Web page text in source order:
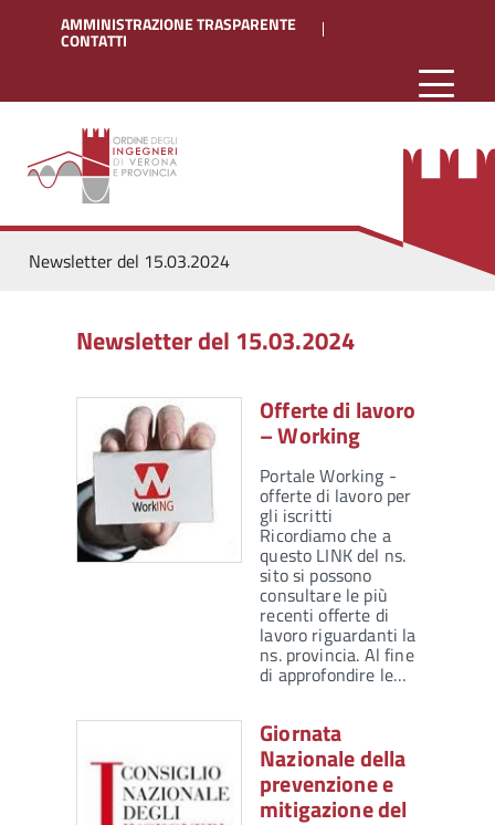
AMMINISTRAZIONE TRASPARENTE
CONTATTI
Newsletter del 15.03.2024
Newsletter del 15.03.2024
Offerte di lavoro
– Working
Portale Working -
offerte di lavoro per
gli iscritti
Ricordiamo che a
questo LINK del ns.
sito si possono
consultare le più
recenti offerte di
lavoro riguardanti la
ns. provincia. Al fine
di approfondire le…
Giornata
Nazionale della
prevenzione e
mitigazione del